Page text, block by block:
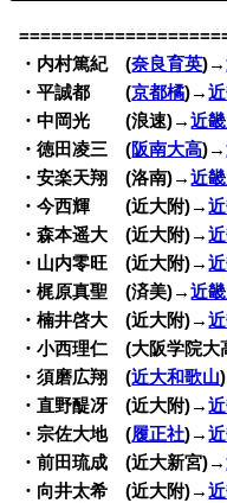
・内村篤紀 (奈良育英)→
・平誠都 (京都橘)→
・中岡光 (浪速)→近
・徳田凌三 (阪南大高)→
・安楽天翔 (洛南)→近
・今西輝 (近大附)→
・森本遥大 (近大附)→
・山内零旺 (近大附)→
・梶原真聖 (済美)→近
・楠井啓大 (近大附)→
・小西理仁 (大阪学院
・須磨広翔 (近大和歌山
・直野醍冴 (近大附)→
・宗佐大地 (履正社)→
・前田琉成 (近大新宮)→
・向井太希 (近大附)→